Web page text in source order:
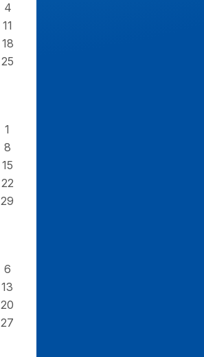
4
11
18
25
1
8
15
22
29
6
13
20
27